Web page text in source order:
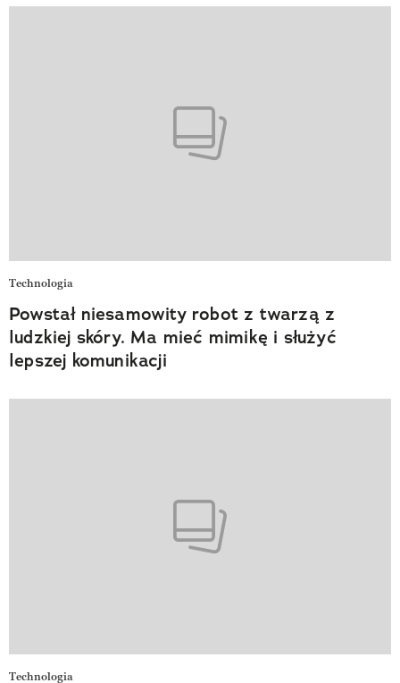
Technologia
Powstał niesamowity robot z twarzą z
ludzkiej skóry. Ma mieć mimikę i służyć
lepszej komunikacji
Technologia